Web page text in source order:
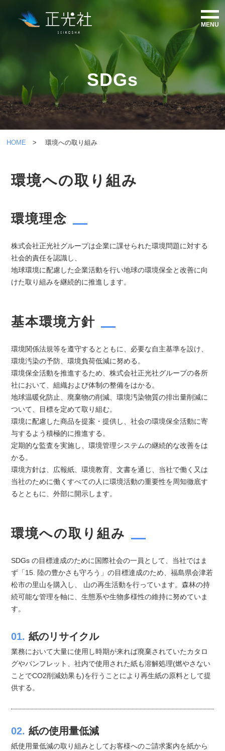
MENU
MESSAGE
NEWS
BLOG
CONTACT
SDGs
HOME > 環境への取り組み
環境への取り組み
環境理念
株式会社正光社グループは企業に課せられた環境問題に対する
社会的責任を認識し、
地球環境に配慮した企業活動を行い地球の環境保全と改善に向
けた取り組みを継続的に推進します。
基本環境方針
環境関係法規等を遵守するとともに、必要な自主基準を設け、
環境汚染の予防、環境負荷低減に努める。
環境保全活動を推進するため、株式会社正光社グループの各所
社において、組織および体制の整備をはかる。
地球温暖化防止、廃棄物の削減、環境汚染物質の排出量削減に
ついて、目標を定めて取り組む。
環境に配慮した商品を提案・提供し、社会の環境保全活動に寄
与するよう積極的に推進する。
定期的な監査を実施し、環境管理システムの継続的な改善をは
かる。
環境方針は、広報紙、環境教育、文書を通じ、当社で働く又は
当社のために働くすべての人に環境活動の重要性を周知徹底す
るとともに、外部に開示します。
環境への取り組み
SDGs の目標達成のために国際社会の一員として、当社ではま
ず「15. 陸の豊かさも守ろう」の目標達成のため、福島県会津若
松市の里山を購入し、 山の再生活動を行っています。森林の持
続可能な管理を軸に、生態系や生物多様性の維持に努めていま
す。
01. 紙のリサイクル
業務において大量に使用し時期が来れば廃棄されていたカタロ
グやパンフレット、社内で使用された紙も溶解処理(燃やさない
ことでCO2削減効果も)を行うことにより再生紙の原料として提
供する。
02. 紙の使用量低減
紙使用量低減の取り組みとしてお客様へのご請求案内を紙から